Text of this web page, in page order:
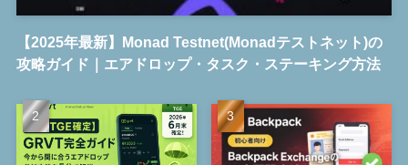
【2025年最新】Monad Testnet(Monadテストネット)の
攻略ガイド｜エアドロップ・タスク・ステーキング方法